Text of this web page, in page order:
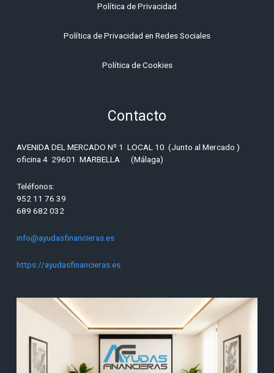
Política de Privacidad
Política de Privacidad en Redes Sociales
Política de Cookies
Contacto
AVENIDA DEL MERCADO Nº 1 LOCAL 10 (Junto al Mercado )
oficina 4 29601 MARBELLA (Málaga)
Teléfonos:
952 11 76 39
689 682 032
info@ayudasfinancieras.es
https://ayudasfinancieras.es